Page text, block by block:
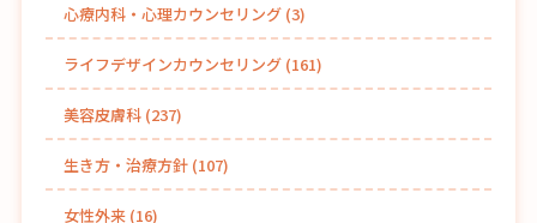
心療内科・心理カウンセリング(3)
ライフデザインカウンセリング(161)
美容皮膚科(237)
生き方・治療方針(107)
女性外来(16)